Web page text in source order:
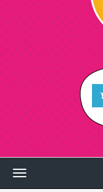
Navegación